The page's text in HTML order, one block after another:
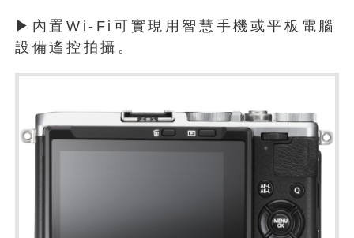
▶內置Wi-Fi可實現用智慧手機或平板電腦
設備遙控拍攝。